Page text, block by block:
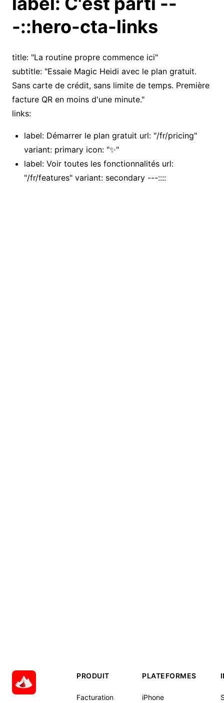
-::hero-cta-links
title: "La routine propre commence ici"
subtitle: "Essaie Magic Heidi avec le plan gratuit.
Sans carte de crédit, sans limite de temps. Première
facture QR en moins d'une minute."
links:
label: Démarrer le plan gratuit url: "/fr/pricing"
variant: primary icon: "✨"
label: Voir toutes les fonctionnalités url:
"/fr/features" variant: secondary ---::::
PRODUIT
Facturation
PLATEFORMES
iPhone